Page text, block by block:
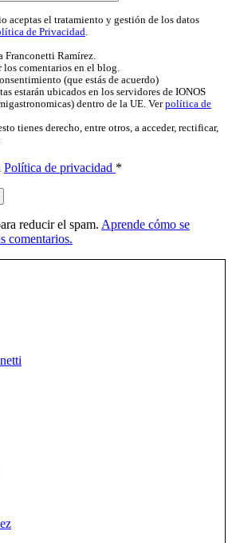
aceptas el tratamiento y gestión de los datos
de Privacidad.
Ramírez.
comentarios en el blog.
(que estás de acuerdo)
estarán ubicados en los servidores de IONOS
dentro de la UE. Verpolítica de
tienes derecho, entre otros, a acceder, rectificar,
Política de privacidad *
reducir el spam. Aprende cómo se
comentarios.